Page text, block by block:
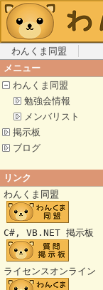
わんくま同盟
メニュー
わんくま同盟
勉強会情報
メンバリスト
掲示板
ブログ
リンク
わんくま同盟
C#, VB.NET 掲示板
ライセンスオンライン